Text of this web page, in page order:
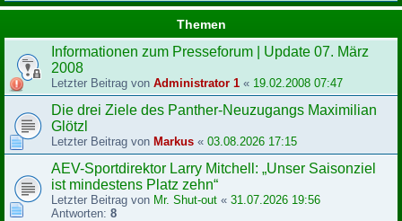
Themen
Informationen zum Presseforum | Update 07. März
2008
Letzter Beitrag von Administrator 1 « 19.02.2008 07:47
Die drei Ziele des Panther-Neuzugangs Maximilian
Glötzl
Letzter Beitrag von Markus « 03.08.2026 17:15
AEV-Sportdirektor Larry Mitchell: „Unser Saisonziel
ist mindestens Platz zehn“
Letzter Beitrag von Mr. Shut-out « 31.07.2026 19:56
Antworten: 8